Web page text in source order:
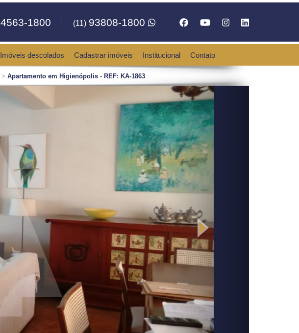
4563-1800 (11) 93808-1800
Imóveis descolados Cadastrar imóveis Institucional Contato
> Apartamento em Higienópolis - REF: KA-1863
Next